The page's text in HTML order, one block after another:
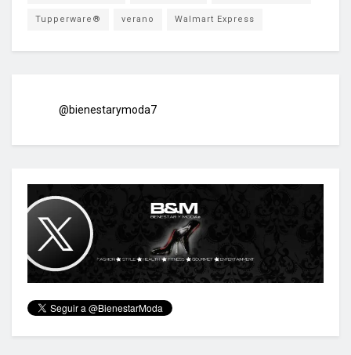
Tupperware® verano Walmart Express
@bienestarymoda7